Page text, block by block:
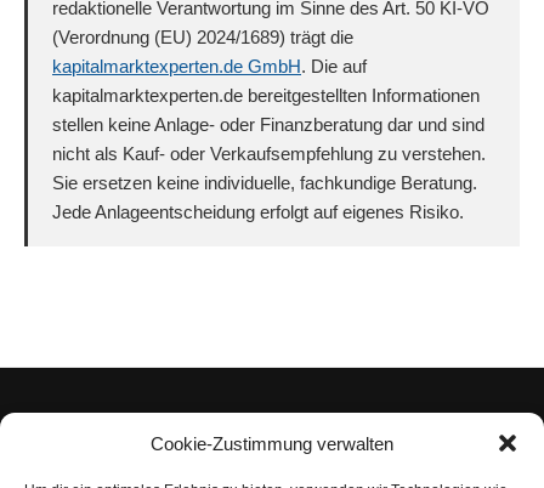
Cookie-Zustimmung verwalten
redaktionelle Verantwortung im Sinne des Art. 50 KI-VO
(Verordnung (EU) 2024/1689) trägt die
kapitalmarktexperten.de GmbH. Die auf
kapitalmarktexperten.de bereitgestellten Informationen
stellen keine Anlage- oder Finanzberatung dar und sind
nicht als Kauf- oder Verkaufsempfehlung zu verstehen.
Sie ersetzen keine individuelle, fachkundige Beratung.
Jede Anlageentscheidung erfolgt auf eigenes Risiko.